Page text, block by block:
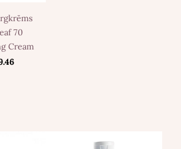
70
Cream